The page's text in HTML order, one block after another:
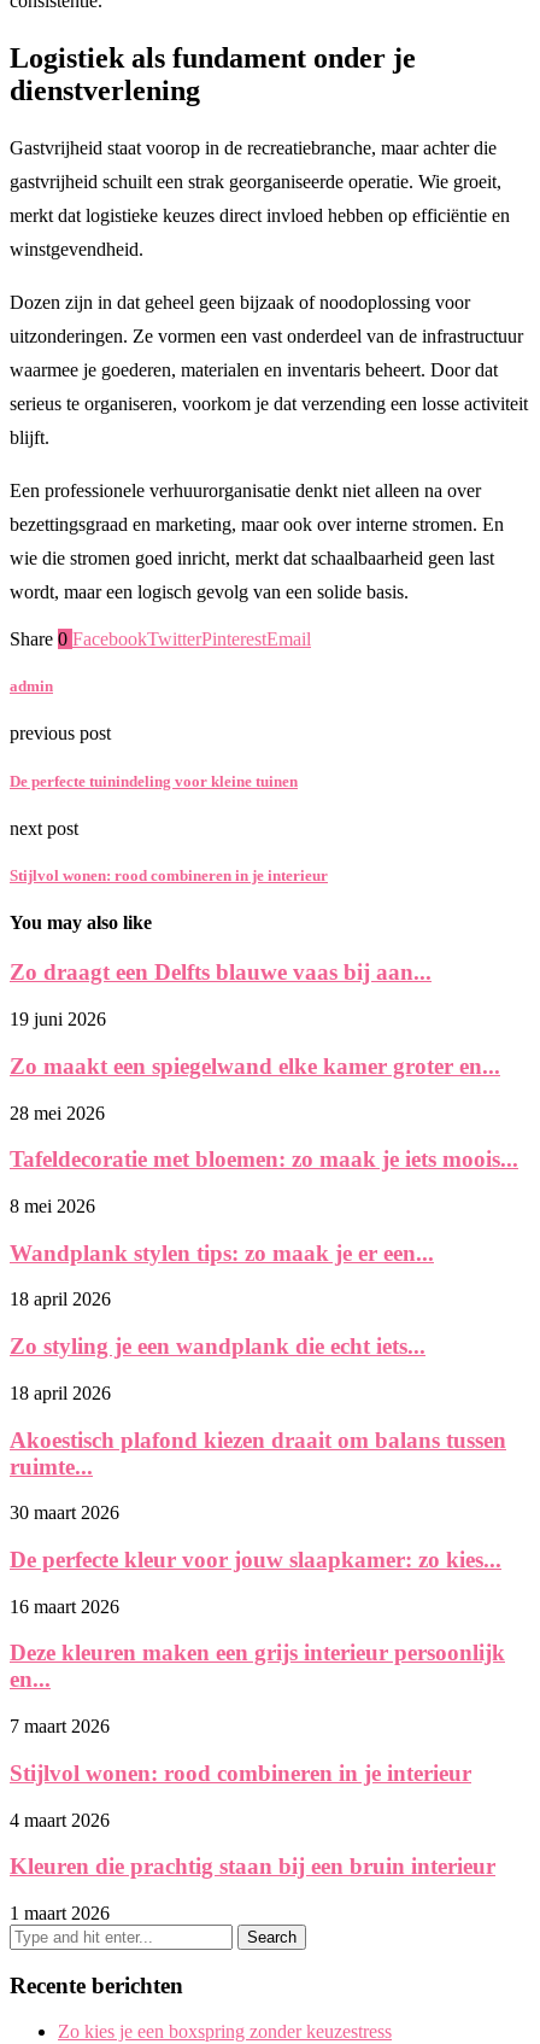
Logistiek als fundament onder je
dienstverlening
Gastvrijheid staat voorop in de recreatiebranche, maar achter die
gastvrijheid schuilt een strak georganiseerde operatie. Wie groeit,
merkt dat logistieke keuzes direct invloed hebben op efficiëntie en
winstgevendheid.
Dozen zijn in dat geheel geen bijzaak of noodoplossing voor
uitzonderingen. Ze vormen een vast onderdeel van de infrastructuur
waarmee je goederen, materialen en inventaris beheert. Door dat
serieus te organiseren, voorkom je dat verzending een losse activiteit
blijft.
Een professionele verhuurorganisatie denkt niet alleen na over
bezettingsgraad en marketing, maar ook over interne stromen. En
wie die stromen goed inricht, merkt dat schaalbaarheid geen last
wordt, maar een logisch gevolg van een solide basis.
Share 0 FacebookTwitterPinterestEmail
admin
previous post
De perfecte tuinindeling voor kleine tuinen
next post
Stijlvol wonen: rood combineren in je interieur
You may also like
Zo draagt een Delfts blauwe vaas bij aan...
19 juni 2026
Zo maakt een spiegelwand elke kamer groter en...
28 mei 2026
Tafeldecoratie met bloemen: zo maak je iets moois...
8 mei 2026
Wandplank stylen tips: zo maak je er een...
18 april 2026
Zo styling je een wandplank die echt iets...
18 april 2026
Akoestisch plafond kiezen draait om balans tussen
ruimte...
30 maart 2026
De perfecte kleur voor jouw slaapkamer: zo kies...
16 maart 2026
Deze kleuren maken een grijs interieur persoonlijk
en...
7 maart 2026
Stijlvol wonen: rood combineren in je interieur
4 maart 2026
Kleuren die prachtig staan bij een bruin interieur
1 maart 2026
Recente berichten
Zo kies je een boxspring zonder keuzestress